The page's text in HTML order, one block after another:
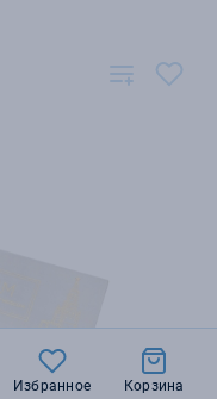
Избранное Корзина